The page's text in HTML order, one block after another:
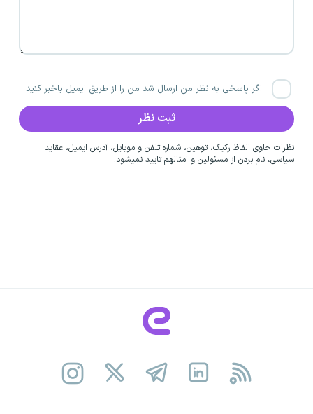
اگر پاسخی به نظر من ارسال شد من را از طریق ایمیل باخبر کنید
نظرات حاوی الفاظ رکیک، توهین، شماره تلفن و موبایل، آدرس ایمیل، عقاید
سیاسی، نام بردن از مسئولین و امثالهم تایید نمیشود.